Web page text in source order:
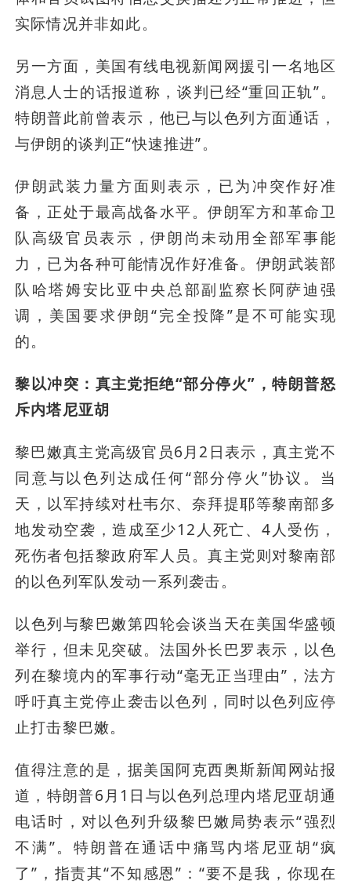
实际情况并非如此。
另一方面，美国有线电视新闻网援引一名地区
消息人士的话报道称，谈判已经“重回正轨”。
特朗普此前曾表示，他已与以色列方面通话，
与伊朗的谈判正“快速推进”。
伊朗武装力量方面则表示，已为冲突作好准
备，正处于最高战备水平。伊朗军方和革命卫
队高级官员表示，伊朗尚未动用全部军事能
力，已为各种可能情况作好准备。伊朗武装部
队哈塔姆安比亚中央总部副监察长阿萨迪强
调，美国要求伊朗“完全投降”是不可能实现
的。
黎以冲突：真主党拒绝“部分停火”，特朗普怒
斥内塔尼亚胡
黎巴嫩真主党高级官员6月2日表示，真主党不
同意与以色列达成任何“部分停火”协议。当
天，以军持续对杜韦尔、奈拜提耶等黎南部多
地发动空袭，造成至少12人死亡、4人受伤，
死伤者包括黎政府军人员。真主党则对黎南部
的以色列军队发动一系列袭击。
以色列与黎巴嫩第四轮会谈当天在美国华盛顿
举行，但未见突破。法国外长巴罗表示，以色
列在黎境内的军事行动“毫无正当理由”，法方
呼吁真主党停止袭击以色列，同时以色列应停
止打击黎巴嫩。
值得注意的是，据美国阿克西奥斯新闻网站报
道，特朗普6月1日与以色列总理内塔尼亚胡通
电话时，对以色列升级黎巴嫩局势表示“强烈
不满”。特朗普在通话中痛骂内塔尼亚胡“疯
了”，指责其“不知感恩”：“要不是我，你现在